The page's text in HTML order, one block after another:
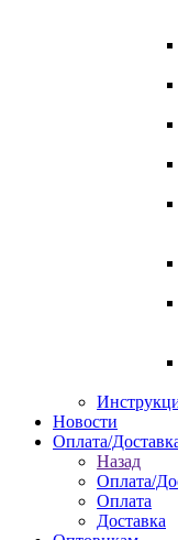
Новости
Оплата/
Назад
Оплата/
Оплата
Доставка